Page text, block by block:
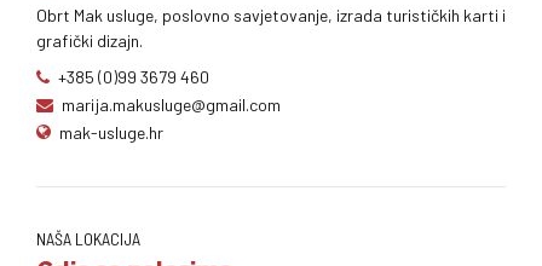
Obrt Mak usluge, poslovno savjetovanje, izrada turističkih karti i
grafički dizajn.
+385 (0)99 3679 460
marija.makusluge@gmail.com
mak-usluge.hr
NAŠA LOKACIJA